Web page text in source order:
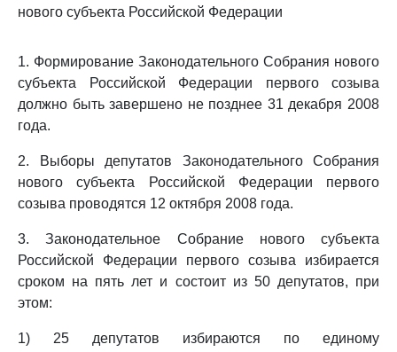
нового субъекта Российской Федерации
1. Формирование Законодательного Собрания нового
субъекта Российской Федерации первого созыва
должно быть завершено не позднее 31 декабря 2008
года.
2. Выборы депутатов Законодательного Собрания
нового субъекта Российской Федерации первого
созыва проводятся 12 октября 2008 года.
3. Законодательное Собрание нового субъекта
Российской Федерации первого созыва избирается
сроком на пять лет и состоит из 50 депутатов, при
этом:
1) 25 депутатов избираются по единому